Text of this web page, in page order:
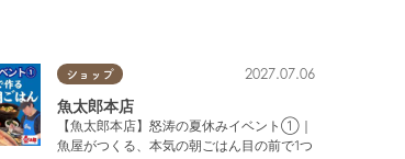
ショップ 2027.07.06
魚太郎本店
【魚太郎本店】怒涛の夏休みイベント①｜
魚屋がつくる、本気の朝ごはん目の前で1つ